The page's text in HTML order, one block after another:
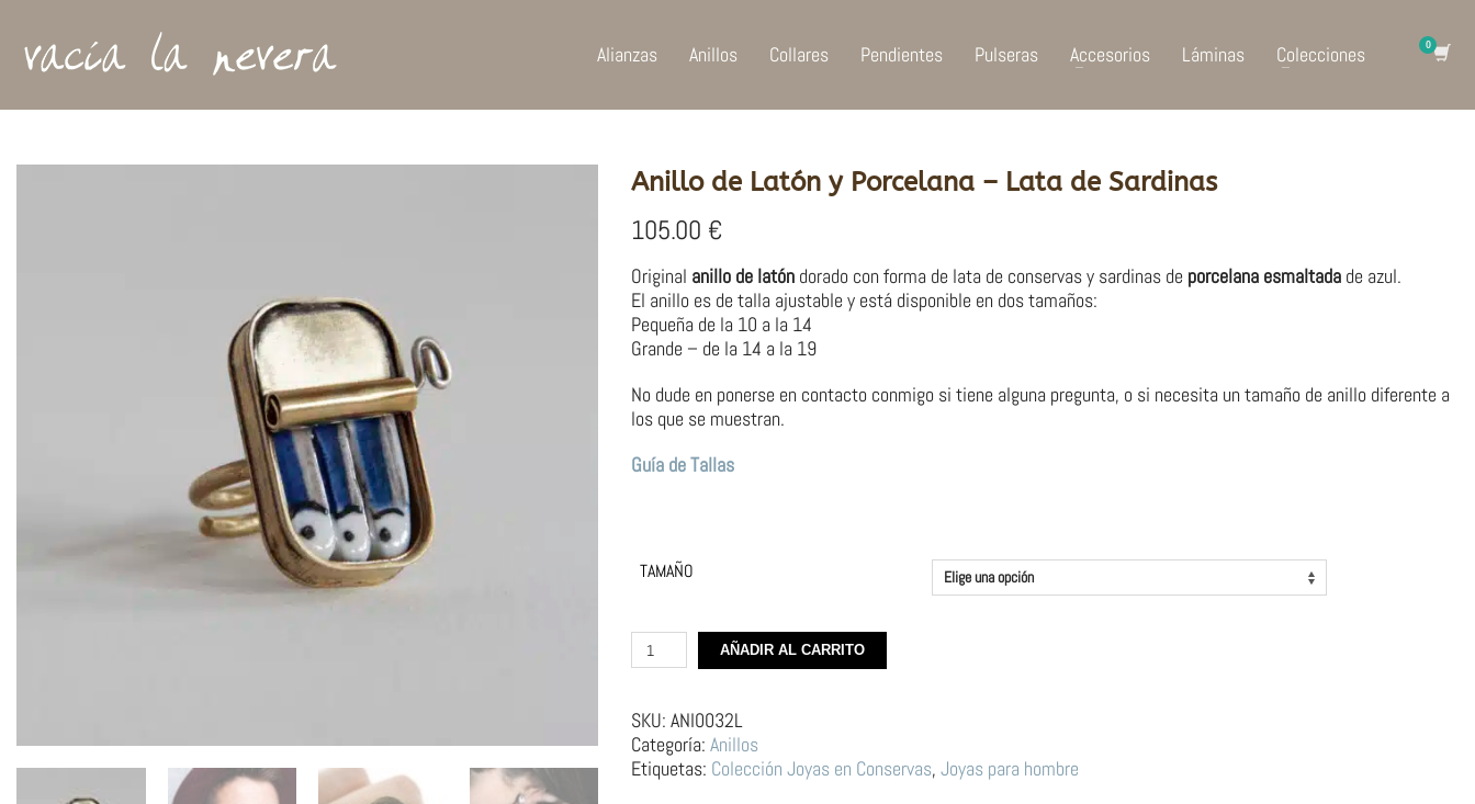
Alianzas Anillos Collares Pendientes Pulseras Accesorios Láminas Colecciones
Anillo de Latón y Porcelana – Lata de Sardinas
105.00 €
Original anillo de latón dorado con forma de lata de conservas y sardinas de porcelana esmaltada de azul.
El anillo es de talla ajustable y está disponible en dos tamaños:
Pequeña de la 10 a la 14
Grande – de la 14 a la 19
No dude en ponerse en contacto conmigo si tiene alguna pregunta, o si necesita un tamaño de anillo diferente a
los que se muestran.
Guía de Tallas
TAMAÑO
Anillo
de
y
Porcelana
–
Lata
AÑADIR AL CARRITO
SKU: ANI0032L
Categoría: Anillos
Etiquetas: Colección Joyas en Conservas, Joyas para hombre